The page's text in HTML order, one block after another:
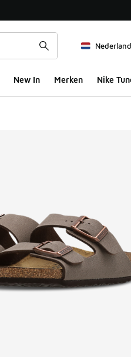
New In Merken Nike